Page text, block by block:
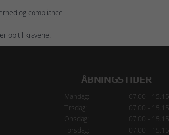
og compliance
op til kravene.
ÅBNINGSTIDER
Mandag:
07.00 - 15.15
Tirsdag:
07.00 - 15.15
Onsdag:
07.00 - 15.15
Torsdag:
07.00 - 15.15